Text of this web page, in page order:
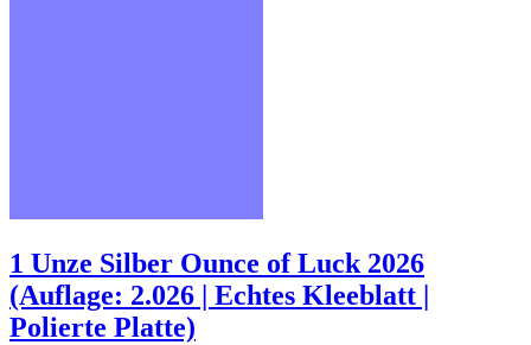
1 Unze Silber Ounce of Luck 2026
(Auflage: 2.026 | Echtes Kleeblatt |
Polierte Platte)